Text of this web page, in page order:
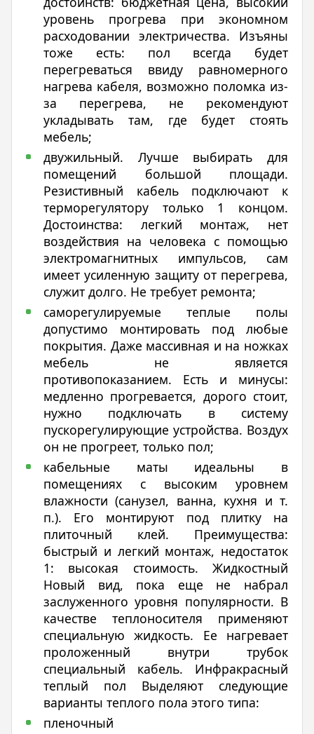
уровень прогрева при экономном
расходовании электричества. Изъяны
тоже есть: пол всегда будет
перегреваться ввиду равномерного
нагрева кабеля, возможно поломка из-
за перегрева, не рекомендуют
укладывать там, где будет стоять
мебель;
двужильный. Лучше выбирать для
помещений большой площади.
Резистивный кабель подключают к
терморегулятору только 1 концом.
Достоинства: легкий монтаж, нет
воздействия на человека с помощью
электромагнитных импульсов, сам
имеет усиленную защиту от перегрева,
служит долго. Не требует ремонта;
саморегулируемые теплые полы
допустимо монтировать под любые
покрытия. Даже массивная и на ножках
мебель не является
противопоказанием. Есть и минусы:
медленно прогревается, дорого стоит,
нужно подключать в систему
пускорегулирующие устройства. Воздух
он не прогреет, только пол;
кабельные маты идеальны в
помещениях с высоким уровнем
влажности (санузел, ванна, кухня и т.
п.). Его монтируют под плитку на
плиточный клей. Преимущества:
быстрый и легкий монтаж, недостаток
1: высокая стоимость. Жидкостный
Новый вид, пока еще не набрал
заслуженного уровня популярности. В
качестве теплоносителя применяют
специальную жидкость. Ее нагревает
проложенный внутри трубок
специальный кабель. Инфракрасный
теплый пол Выделяют следующие
варианты теплого пола этого типа:
пленочный